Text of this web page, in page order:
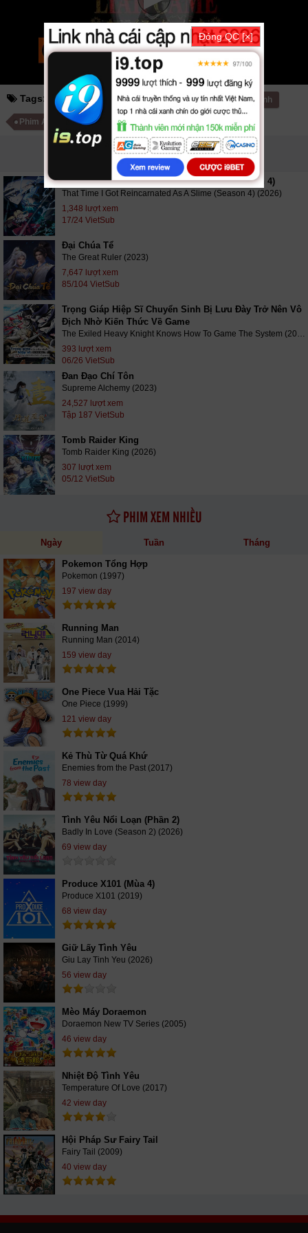
Tags: liar game trò chơi dối trá Phim hoạt hình
Phim Anime Nhật Bản
PHIM LIÊN QUAN
Lúc Đó Tôi Đã Chuyển Sinh Thành Slime (Phần 4)
That Time I Got Reincarnated As A Slime (Season 4) (2026)
1,348 lượt xem
17/24 VietSub
Đại Chúa Tể
The Great Ruler (2023)
7,647 lượt xem
85/104 VietSub
Trọng Giáp Hiệp Sĩ Chuyển Sinh Bị Lưu Đày Trở Nên Vô
Địch Nhờ Kiến Thức Về Game
393 lượt xem
06/26 VietSub
Đan Đạo Chí Tôn
Supreme Alchemy (2023)
24,527 lượt xem
Tập 187 VietSub
Tomb Raider King
Tomb Raider King (2026)
307 lượt xem
05/12 VietSub
PHIM XEM NHIỀU
Ngày Tuần Tháng
Pokemon Tổng Hợp
Pokemon (1997)
197 view day
Running Man
Running Man (2014)
159 view day
One Piece Vua Hải Tặc
One Piece (1999)
121 view day
Kẻ Thù Từ Quá Khứ
Enemies from the Past (2017)
78 view day
Tình Yêu Nổi Loạn (Phần 2)
Badly In Love (Season 2) (2026)
69 view day
Produce X101 (Mùa 4)
Produce X101 (2019)
68 view day
Giữ Lấy Tình Yêu
Giu Lay Tinh Yeu (2026)
56 view day
Mèo Máy Doraemon
Doraemon New TV Series (2005)
46 view day
Nhiệt Độ Tình Yêu
Temperature Of Love (2017)
42 view day
Hội Pháp Sư Fairy Tail
Fairy Tail (2009)
40 view day
Đóng QC [×]